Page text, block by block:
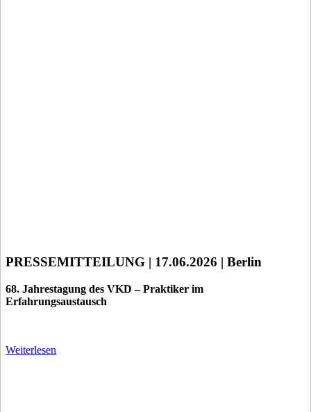
PRESSEMITTEILUNG | 17.06.2026 | Berlin
68. Jahrestagung des VKD – Praktiker im
Erfahrungsaustausch
Weiterlesen